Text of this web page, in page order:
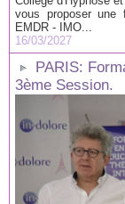
vous proposer une
EMDR - IMO...
16/03/2027
PARIS:
3ème Session.